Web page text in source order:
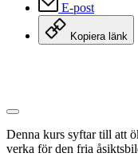
E-post
Kopiera länk
Denna kurs syftar till att
verka för den fria